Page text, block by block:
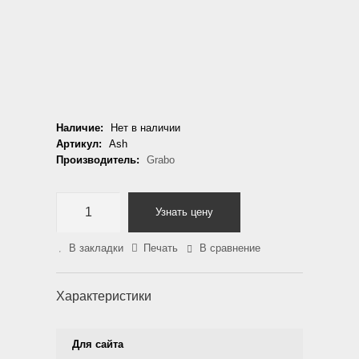
Наличие:
Нет в наличии
Артикул:
Ash
Производитель:
Grabo
Узнать цену
В закладки Печать В сравнение
Характеристики
Для сайта